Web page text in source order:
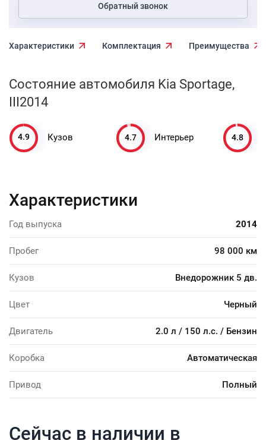
Обратный звонок
Характеристики Комплектация Преимущества
Состояние автомобиля Kia Sportage,
III2014
4.9 Кузов 4.7 Интерьер 4.8
Характеристики
Год выпуска 2014
Пробег 98 000 км
Кузов Внедорожник 5 дв.
Цвет Черный
Двигатель 2.0 л / 150 л.с. / Бензин
Коробка Автоматическая
Привод Полный
Сейчас в наличии в